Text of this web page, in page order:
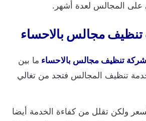
على المجالس لعدة أشهر.
مجالس بالاحساء
تنظيف مجالس بالاحساءما بين
تنظيف المجالس فتجد من تغالي
ولكن تقلل من كفاءة الخدمة أيضا